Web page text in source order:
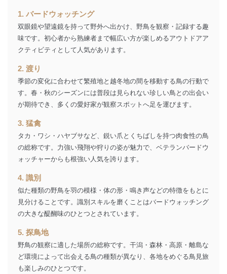
※上記の利用目的のうちNo.1～5については保有個人デ
ータ（開示対象個人情報）の利用目的であり、下記4.の
開示等のご請求に対応させていただきます。
なお、6、7については、パートナー（提携企業）様又は
各SNS運営会社様にご請求いただきますようお願い致し
ます。
３．個人情報の第三者提供について
本人の同意を得ることなく第三者に提供することはあり
法令に基づく場合
人の生命､身体または財産の保護のために必要がある
場合であって、本人の同意を得ることが困難であると
き。
公衆衛生の向上または児童の健全な育成の推進のため
に特に必要がある場合であって、本人の同意を得るこ
とが困難である場合。
国の機関もしくは地方公共団体またはその委託を受け
する必要がある場合であって、本人の同意を得ること
により当該事務の遂行に支障を及ぼすおそれがあると
き。
上記２．の利用目的を実施するために守秘義務を結ん
だ企業に、業務の一部として個人情報の取扱いを委
1. バードウォッチング
双眼鏡や望遠鏡を持って野外へ出かけ、野鳥を観察・記録する趣
味です。初心者から熟練者まで幅広い方が楽しめるアウトドアア
クティビティとして人気があります。
2. 渡り
季節の変化に合わせて繁殖地と越冬地の間を移動する鳥の行動で
す。春・秋のシーズンには普段は見られない珍しい鳥との出会い
が期待でき、多くの愛好家が観察スポットへ足を運びます。
3. 猛禽
タカ・ワシ・ハヤブサなど、鋭い爪とくちばしを持つ肉食性の鳥
の総称です。力強い飛翔や狩りの姿が魅力で、ベテランバードウ
ォッチャーからも根強い人気を誇ります。
4. 識別
似た種類の野鳥を羽の模様・体の形・鳴き声などの特徴をもとに
見分けることです。識別スキルを磨くことはバードウォッチング
の大きな醍醐味のひとつとされています。
5. 探鳥地
野鳥の観察に適した場所の総称です。干潟・森林・高原・離島な
ど環境によって出会える鳥の種類が異なり、各地をめぐる鳥見旅
も楽しみのひとつです。